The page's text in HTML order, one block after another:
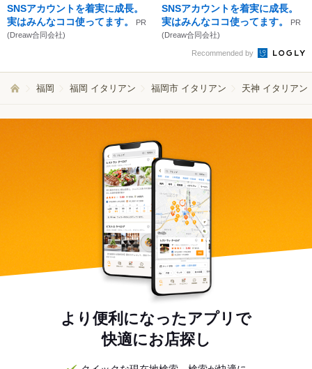
SNSアカウントを着実に成長。
実はみんなココ使ってます。
PR
(Dreaw合同会社)
SNSアカウントを着実に成長。
実はみんなココ使ってます。
PR
(Dreaw合同会社)
Recommended by
福岡 福岡 イタリアン 福岡市 イタリアン 天神 イタリアン
より便利になったアプリで
快適にお店探し